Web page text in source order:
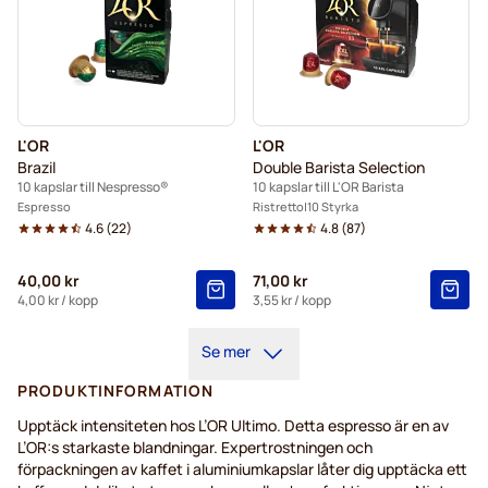
L'OR
Brazil
10 kapslar till Nespresso®
Espresso
4.6(22)
40,00 kr
4,00 kr/ kopp
L'OR
Double Barista Selection
10 kapslar till L'OR Barista
Ristretto 10 Styrka
4.8(87)
71,00 kr
3,55 kr/ kopp
Se mer
PRODUKTINFORMATION
Upptäck intensiteten hos L’OR Ultimo. Detta espresso är en av
L’OR:s starkaste blandningar. Expertrostningen och
förpackningen av kaffet i aluminiumkapslar låter dig upptäcka ett